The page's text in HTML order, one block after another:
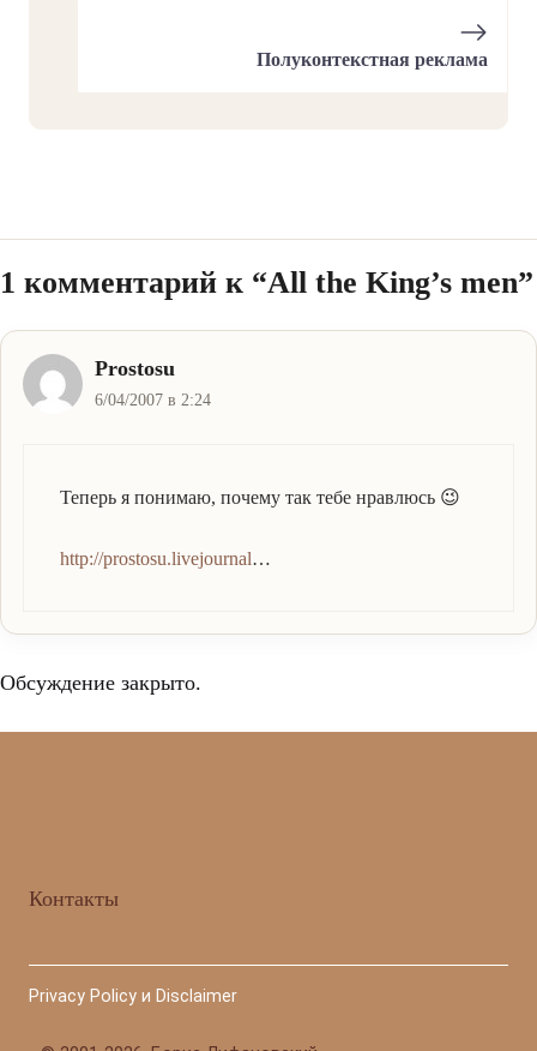
Полуконтекстная реклама
1 комментарий к “All the King’s men”
Prostosu
6/04/2007 в 2:24
Теперь я понимаю, почему так тебе нравлюсь 😉
http://prostosu.livejournal…
Обсуждение закрыто.
Контакты
Privacy Policy и Disclaimer